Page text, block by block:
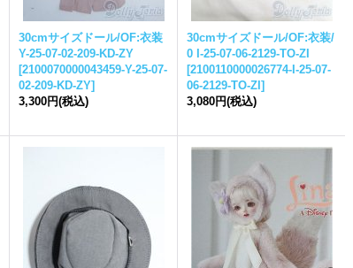
30cmサイズドール/OF:衣装
Y-25-07-02-209-KD-ZY
[2100070000043459-Y-25-07-
02-209-KD-ZY]
3,300円(税込)
30cmサイズドール/OF:衣装/
0 I-25-07-06-2129-TO-ZI
[2100110000026774-I-25-07-
06-2129-TO-ZI ]
3,080円(税込)